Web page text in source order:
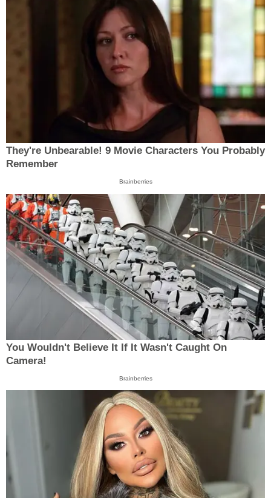
They're Unbearable! 9 Movie Characters You Probably
Remember
Brainberries
You Wouldn't Believe It If It Wasn't Caught On
Camera!
Brainberries